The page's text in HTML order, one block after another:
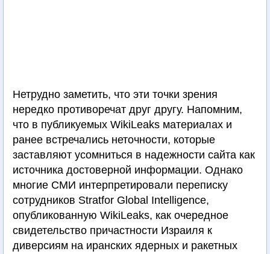
Нетрудно заметить, что эти точки зрения
нередко противоречат друг другу. Напомним,
что в публикуемых WikiLeaks материалах и
ранее встречались неточности, которые
заставляют усомниться в надежности сайта как
источника достоверной информации. Однако
многие СМИ интерпретировали переписку
сотрудников Stratfor Global Intelligence,
опубликованную WikiLeaks, как очередное
свидетельство причастности Израиля к
диверсиям на иранских ядерных и ракетных